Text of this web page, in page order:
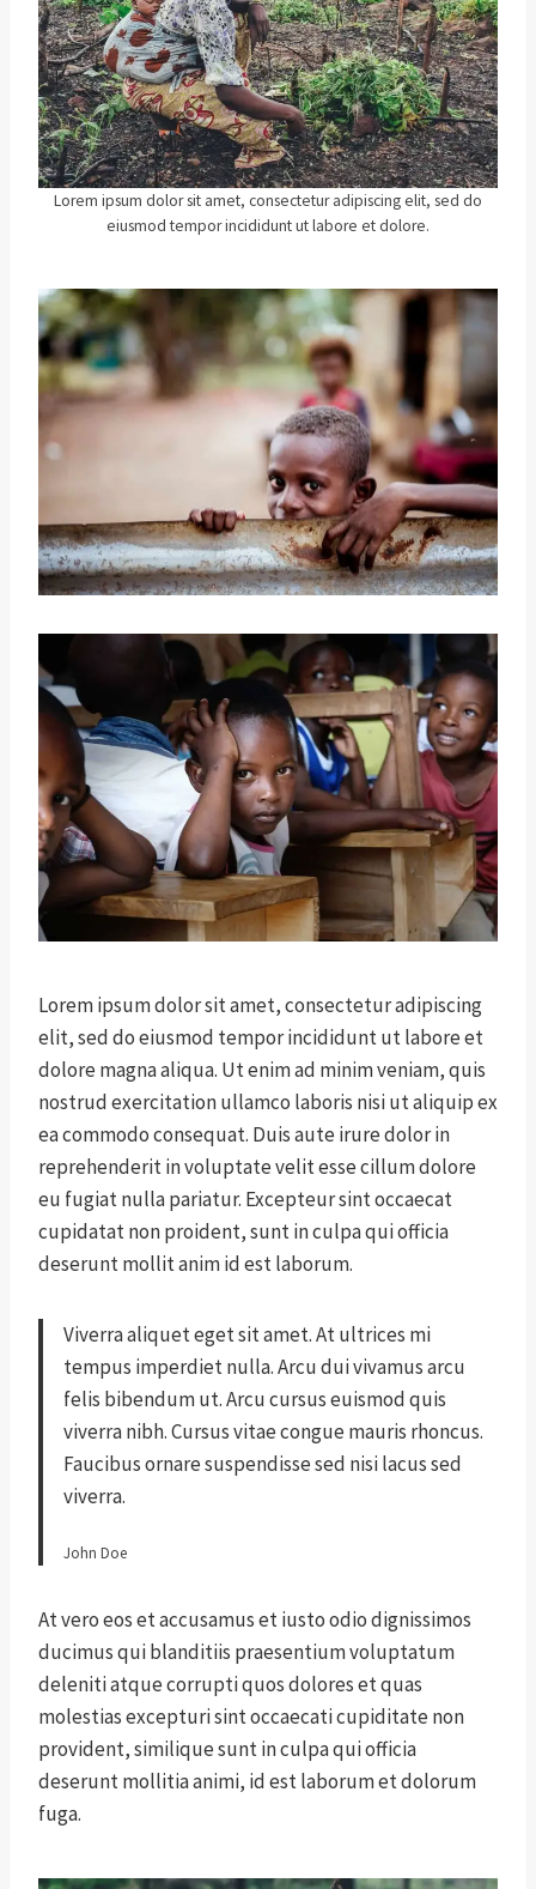
Lorem ipsum dolor sit amet, consectetur adipiscing elit, sed do
eiusmod tempor incididunt ut labore et dolore.
Lorem ipsum dolor sit amet, consectetur adipiscing
elit, sed do eiusmod tempor incididunt ut labore et
dolore magna aliqua. Ut enim ad minim veniam, quis
nostrud exercitation ullamco laboris nisi ut aliquip ex
ea commodo consequat. Duis aute irure dolor in
reprehenderit in voluptate velit esse cillum dolore
eu fugiat nulla pariatur. Excepteur sint occaecat
cupidatat non proident, sunt in culpa qui officia
deserunt mollit anim id est laborum.
Viverra aliquet eget sit amet. At ultrices mi
tempus imperdiet nulla. Arcu dui vivamus arcu
felis bibendum ut. Arcu cursus euismod quis
viverra nibh. Cursus vitae congue mauris rhoncus.
Faucibus ornare suspendisse sed nisi lacus sed
viverra.
John Doe
At vero eos et accusamus et iusto odio dignissimos
ducimus qui blanditiis praesentium voluptatum
deleniti atque corrupti quos dolores et quas
molestias excepturi sint occaecati cupiditate non
provident, similique sunt in culpa qui officia
deserunt mollitia animi, id est laborum et dolorum
fuga.